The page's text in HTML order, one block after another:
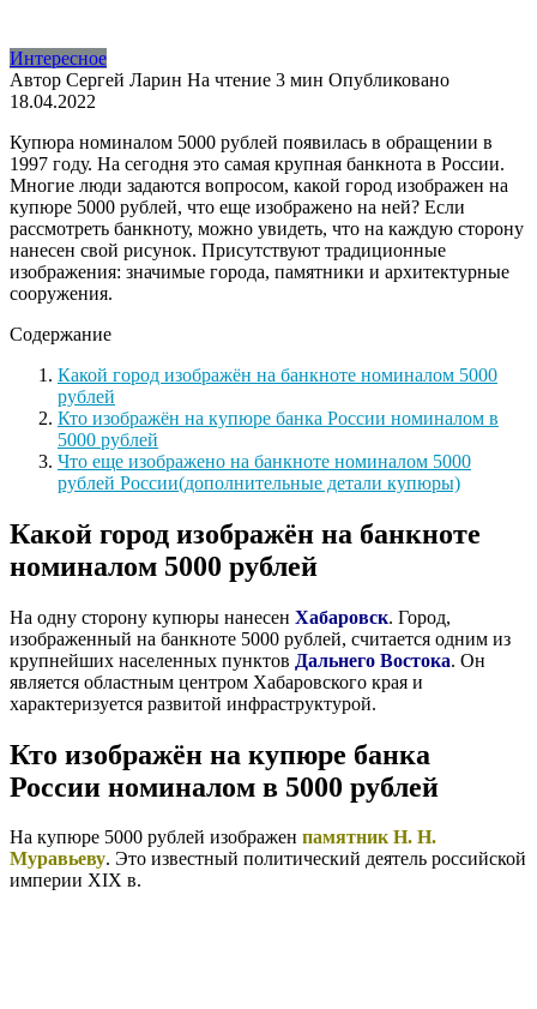
Интересное
Автор Сергей Ларин На чтение 3 мин Опубликовано
18.04.2022
Купюра номиналом 5000 рублей появилась в обращении в
1997 году. На сегодня это самая крупная банкнота в России.
Многие люди задаются вопросом, какой город изображен на
купюре 5000 рублей, что еще изображено на ней? Если
рассмотреть банкноту, можно увидеть, что на каждую сторону
нанесен свой рисунок. Присутствуют традиционные
изображения: значимые города, памятники и архитектурные
сооружения.
Содержание
Какой город изображён на банкноте номиналом 5000
рублей
Кто изображён на купюре банка России номиналом в
5000 рублей
Что еще изображено на банкноте номиналом 5000
рублей России(дополнительные детали купюры)
Какой город изображён на банкноте
номиналом 5000 рублей
На одну сторону купюры нанесен Хабаровск. Город,
изображенный на банкноте 5000 рублей, считается одним из
крупнейших населенных пунктов Дальнего Востока. Он
является областным центром Хабаровского края и
характеризуется развитой инфраструктурой.
Кто изображён на купюре банка
России номиналом в 5000 рублей
На купюре 5000 рублей изображен памятник Н. Н.
Муравьеву. Это известный политический деятель российской
империи XIX в.